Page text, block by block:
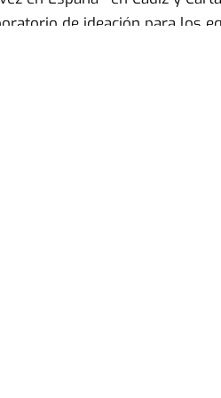
de ideación para los